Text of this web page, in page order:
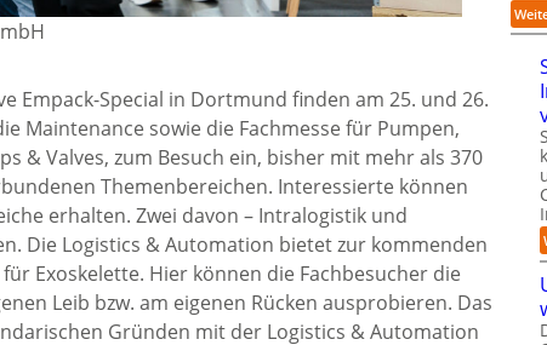
Empack-Special in Dortmund finden am 25. und 26.
Maintenance sowie die Fachmesse für Pumpen,
& Valves, zum Besuch ein, bisher mit mehr als 370
Themenbereichen. Interessierte können
erhalten. Zwei davon – Intralogistik und
Die Logistics & Automation bietet zur kommenden
Exoskelette. Hier können die Fachbesucher die
Leib bzw. am eigenen Rücken ausprobieren. Das
Gründen mit der Logistics & Automation